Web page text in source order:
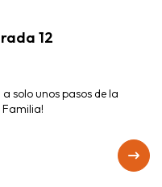
12
solo unos pasos de la